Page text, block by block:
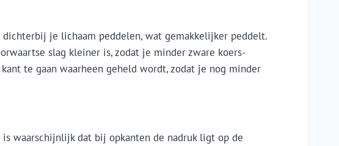
je lichaam peddelen, wat gemakkelijker peddelt.
slag kleiner is, zodat je minder zware koers-
te gaan waarheen geheld wordt, zodat je nog minder
is waarschijnlijk dat bij opkanten de nadruk ligt op de